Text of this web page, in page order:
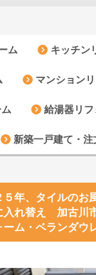
ム キッチン
マンション
給湯器リフ
新築一戸建て・注
５年、タイルのお
入れ替え 加古川
ーム・ベランダウ